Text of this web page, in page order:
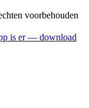
voorbehouden
is er — download